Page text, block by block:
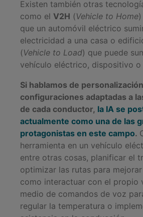
Existen también otras
como el V2H (Vehicle to Home
que un automóvil eléctrico
electricidad a una casa o
(Vehicle to Load) que puede
vehículo eléctrico, dispositivo o
Si hablamos de
configuraciones adaptadas a
de cada conductor, la IA se
actualmente como una de las
protagonistas en este campo.
herramienta en un vehículo
entre otras cosas, planificar el
optimizar las rutas para
como interactuar con el propio
medio de comandos de voz
regular la temperatura o